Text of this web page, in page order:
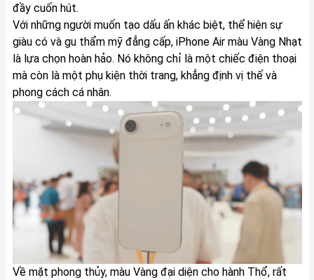
đầy cuốn hút.
Với những người muốn tạo dấu ấn khác biệt, thể hiện sự
giàu có và gu thẩm mỹ đẳng cấp, iPhone Air màu Vàng Nhạt
là lựa chọn hoàn hảo. Nó không chỉ là một chiếc điện thoại
mà còn là một phụ kiện thời trang, khẳng định vị thế và
phong cách cá nhân.
Về mặt phong thủy, màu Vàng đại diện cho hành Thổ, rất